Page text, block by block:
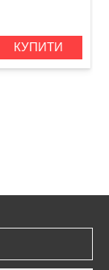
КУПИТИ